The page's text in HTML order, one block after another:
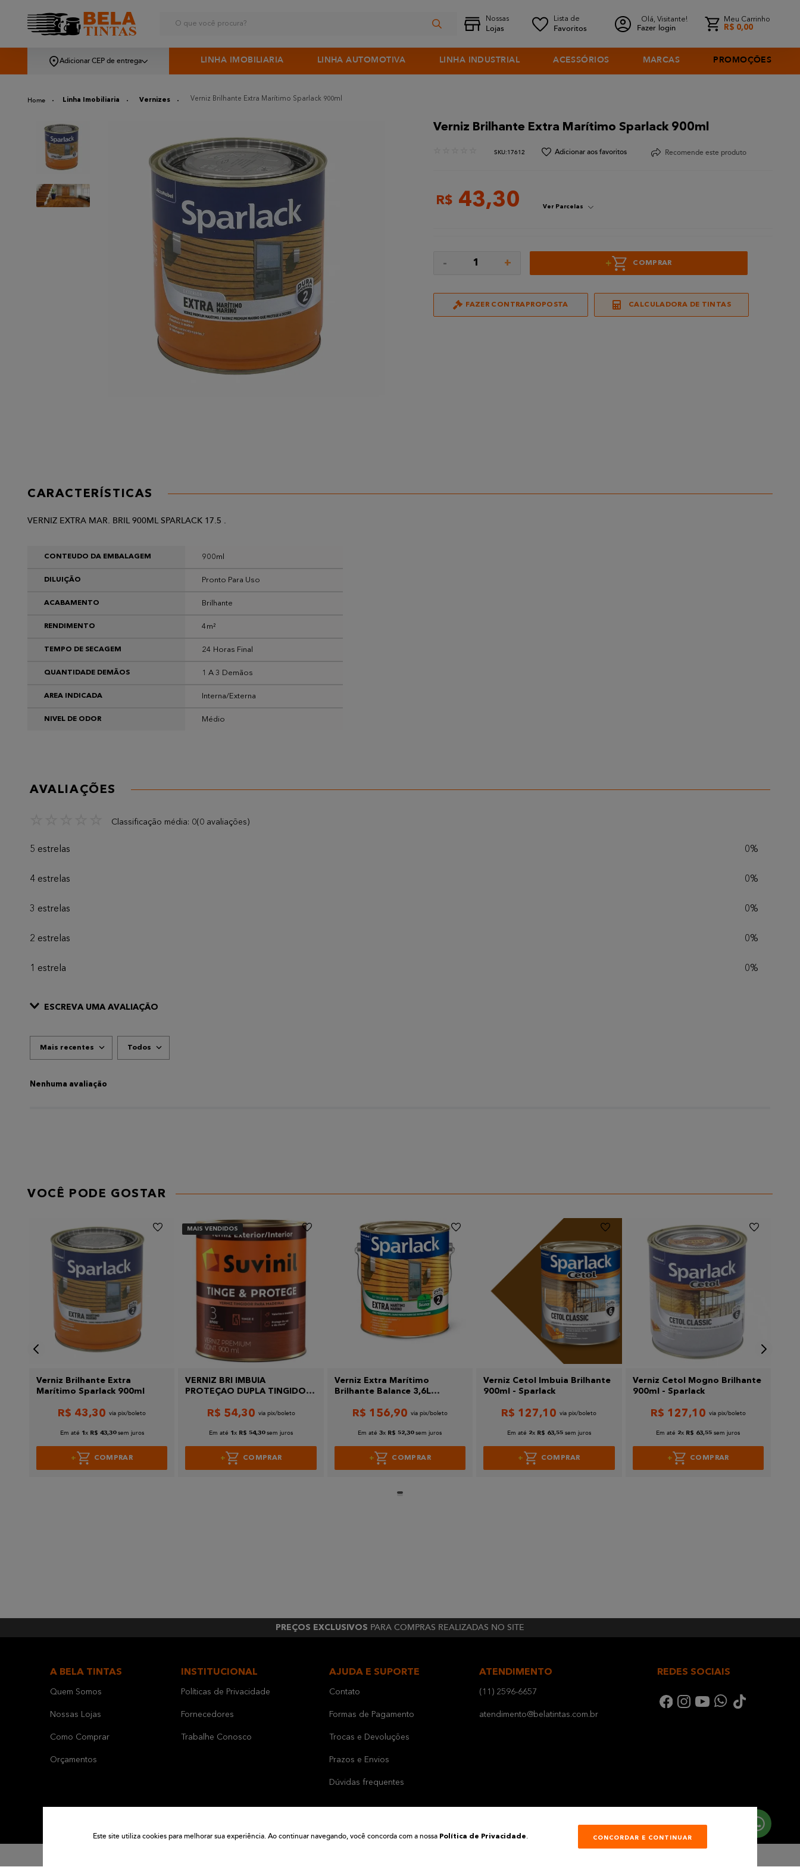
Olá, Visitante!
Fazer login
Meu Carrinho
R$ 0,00
Adicionar CEP de entrega LINHA IMOBILIARIA LINHA AUTOMOTIVA LINHA INDUSTRIAL ACESSÓRIOS MARCAS PROMOÇÕES
Linha Imobiliaria Vernizes Verniz Brilhante Extra Marítimo Sparlack 900ml
Verniz Brilhante Extra Marítimo Sparlack 900ml
:17612 Recomende este produto
R$ 43,30 Ver Parcelas
- 1 + + COMPRAR
FAZER CONTRAPROPOSTA CALCULADORA DE TINTAS
CARACTERÍSTICAS
VERNIZ EXTRA MAR. BRIL 900ML SPARLACK 17.5 .
CONTEUDO DA EMBALAGEM 900ml
DILUIÇÃO Pronto Para Uso
ACABAMENTO Brilhante
RENDIMENTO 4m²
TEMPO DE SECAGEM 24 Horas Final
QUANTIDADE DEMÃOS 1 A 3 Demãos
AREA INDICADA Interna/Externa
NIVEL DE ODOR Médio
AVALIAÇÕES
Classificação média: 0(0 avaliações)
5 estrelas 0%
4 estrelas 0%
3 estrelas 0%
2 estrelas 0%
1 estrela 0%
ESCREVA UMA AVALIAÇÃO
Endereço de email
Escreva uma avaliação
Enviar avaliação
Mais recentes Todos
Nenhuma avaliação
VOCÊ PODE GOSTAR
Verniz Brilhante Extra
Marítimo Sparlack 900ml
R$ 43,30
Em até 1 x R$ 43,30 sem juros
COMPRAR
MAIS VENDIDOS
VERNIZ BRI IMBUIA
PROTEÇAO DUPLA TINGIDOR
R$ 54,30
Em até 1x R$ 54,30 sem juros
COMPRAR
Verniz Extra Marítimo
Brilhante Balance 3,6L
R$ 156,90
Em até 3x R$ 52,30 sem juros
COMPRAR
Verniz Cetol Imbuia Brilhante
900ml - Sparlack
R$ 127,10
Em até 2x R$ 63,55 sem juros
COMPRAR
Verniz Cetol Mogno Brilhante
900ml - Sparlack
R$ 127,10
Em até 2x R$ 63,55 sem juros
COMPRAR
PREÇOS EXCLUSIVOS PARA COMPRAS REALIZADAS NO SITE
A BELA TINTAS
Quem Somos
Nossas Lojas
Como Comprar
Orçamentos
INSTITUCIONAL
Políticas de Privacidade
Fornecedores
Trabalhe Conosco
AJUDA E SUPORTE
Contato
Formas de Pagamento
Trocas e Devoluções
Prazos e Envios
Dúvidas frequentes
ATENDIMENTO
(11) 2596-6657
atendimento@belatintas.com.br
REDES SOCIAIS
Este site utiliza cookies para melhorar sua experiência. Ao continuar navegando, você concorda com a nossa Política de Privacidade. CONCORDAR E CONTINUAR